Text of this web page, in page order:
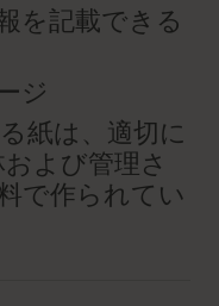
を記載できる
ジ
紙は、適切に
よび管理さ
で作られてい